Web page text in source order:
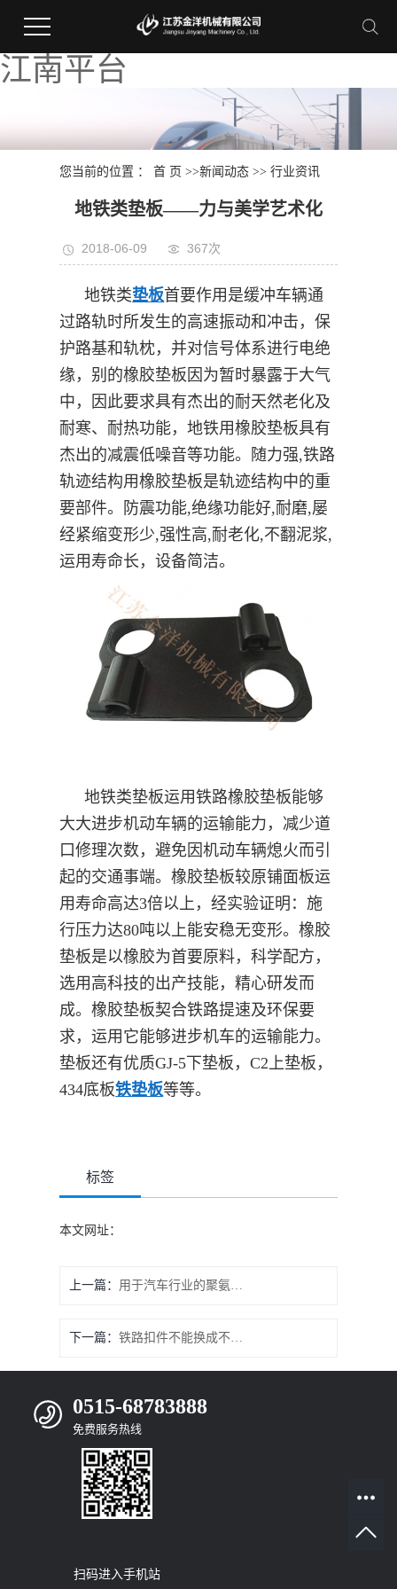
江南平台
您当前的位置 ：首 页 >>新闻动态 >>行业资讯
地铁类垫板——力与美学艺术化
2018-06-09 367次
地铁类垫板首要作用是缓冲车辆通
过路轨时所发生的高速振动和冲击，保
护路基和轨枕，并对信号体系进行电绝
缘，别的橡胶垫板因为暂时暴露于大气
中，因此要求具有杰出的耐天然老化及
耐寒、耐热功能，地铁用橡胶垫板具有
杰出的减震低噪音等功能。随力强,铁路
轨迹结构用橡胶垫板是轨迹结构中的重
要部件。防震功能,绝缘功能好,耐磨,屡
经紧缩变形少,强性高,耐老化,不翻泥浆,
运用寿命长，设备简洁。
地铁类垫板运用铁路橡胶垫板能够
大大进步机动车辆的运输能力，减少道
口修理次数，避免因机动车辆熄火而引
起的交通事端。橡胶垫板较原铺面板运
用寿命高达3倍以上，经实验证明：施
行压力达80吨以上能安稳无变形。橡胶
垫板是以橡胶为首要原料，科学配方，
选用高科技的出产技能，精心研发而
成。橡胶垫板契合铁路提速及环保要
求，运用它能够进步机车的运输能力。
垫板还有优质GJ-5下垫板，C2上垫板，
434底板铁垫板等等。
标签
本文网址：
上一篇： 用于汽车行业的聚氨酯纤维复材轻质部件
下一篇： 铁路扣件不能换成不生锈的原因
0515-68783888
免费服务热线
扫码进入手机站